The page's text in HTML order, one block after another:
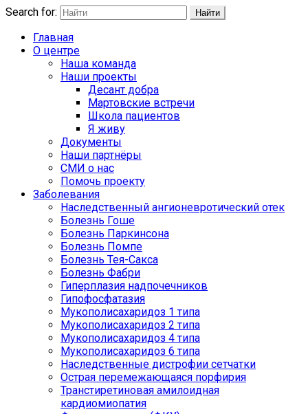
Search for: Найти
Главная
О центре
Наша команда
Наши проекты
Десант добра
Мартовские встречи
Школа пациентов
Я живу
Документы
Наши партнёры
СМИ о нас
Помочь проекту
Заболевания
Наследственный ангионевротический отек
Болезнь Гоше
Болезнь Паркинсона
Болезнь Помпе
Болезнь Тея-Сакса
Болезнь Фабри
Гиперплазия надпочечников
Гипофосфатазия
Мукополисахаридоз 1 типа
Мукополисахаридоз 2 типа
Мукополисахаридоз 4 типа
Мукополисахаридоз 6 типа
Наследственные дистрофии сетчатки
Острая перемежающаяся порфирия
Транстиретиновая амилоидная
кардиомиопатия